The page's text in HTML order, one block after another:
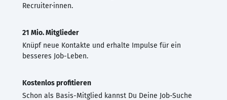
Recruiter·innen.
21 Mio. Mitglieder
Knüpf neue Kontakte und erhalte Impulse für ein
besseres Job-Leben.
Kostenlos profitieren
Schon als Basis-Mitglied kannst Du Deine Job-Suche